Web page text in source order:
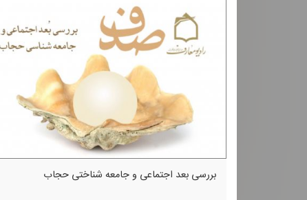
بررسی بعد اجتماعی و جامعه شناختی حجاب